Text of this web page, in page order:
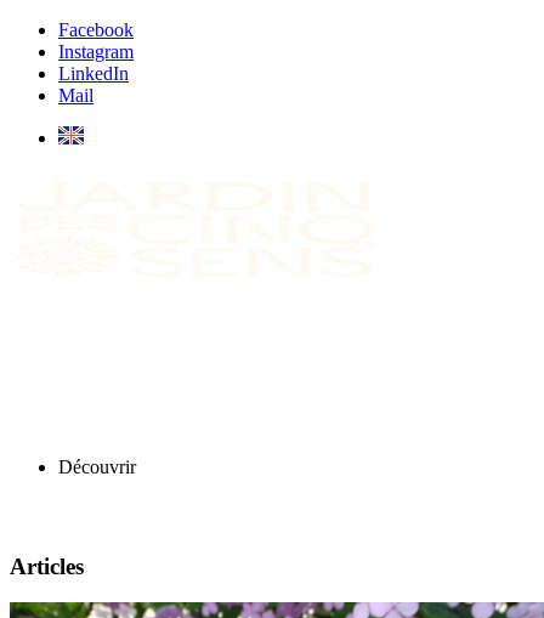
Facebook
Instagram
LinkedIn
Mail
Découvrir
Articles